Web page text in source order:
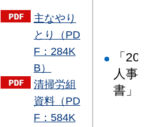
主なやり
とり（PD
F：284K
B）
清掃労組
資料（PD
F：584K
「
人事
書」